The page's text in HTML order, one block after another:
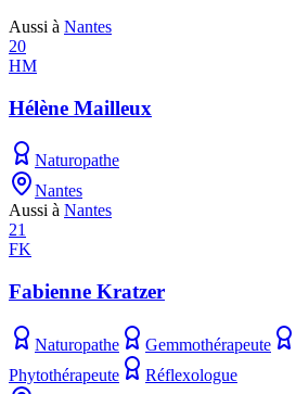
Aussi à Nantes
20
HM
Hélène Mailleux
Naturopathe
Nantes
Aussi à Nantes
21
FK
Fabienne Kratzer
Naturopathe Gemmothérapeute
Phytothérapeute
Réflexologue